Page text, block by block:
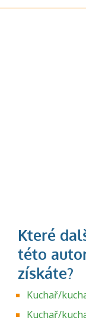
Kuchař/
Kuchař/